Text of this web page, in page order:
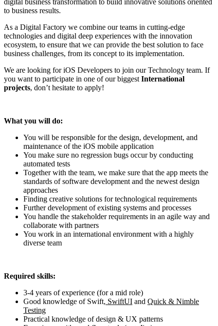
digital business transformation to build innovative solutions oriented
to business results.
As a Digital Factory we combine our teams in cutting-edge
technologies and digital deep experiences with the innovation
ecosystem, to ensure that we can provide the best solution to face
business challenges, from its concept to its implementation.
We are looking for iOS Developers to join our Technology team. If
you want to participate in one of our biggest International
projects, don’t hesitate to apply!
What you will do:
You will be responsible for the design, development, and
maintenance of the iOS mobile application
You make sure no regression bugs occur by conducting
automated tests
Together with the team, we make sure that the app meets the
standards of software development and the newest design
approaches
Finding creative solutions for technological requirements
Further development of existing systems and processes
You handle the stakeholder requirements in an agile way and
collaborate with partners
You work in an international environment with a highly
diverse team
Required skills:
3-4 years of experience (for a mid role)
Good knowledge of Swift, SwiftUI and Quick & Nimble
Testing
Practical knowledge of design & UX patterns